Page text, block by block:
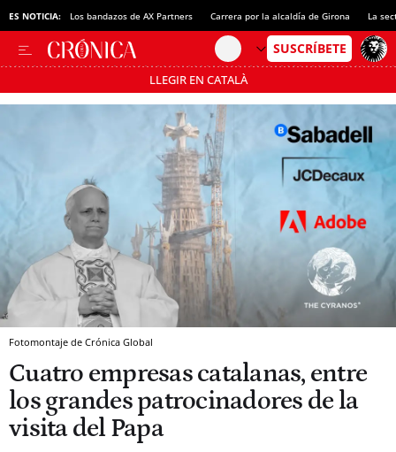
ES NOTICIA: Los bandazos de AX Partners Carrera por la alcaldía de Girona La
LLEGIR EN CATALÀ
Pásate al MODO AHORRO
Fotomontaje de Crónica Global
Cuatro empresas catalanas, entre
los grandes patrocinadores de la
visita del Papa